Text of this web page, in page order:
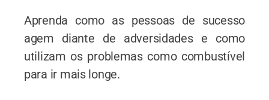
Aprenda como as pessoas de sucesso
agem diante de adversidades e como
utilizam os problemas como combustível
para ir mais longe.